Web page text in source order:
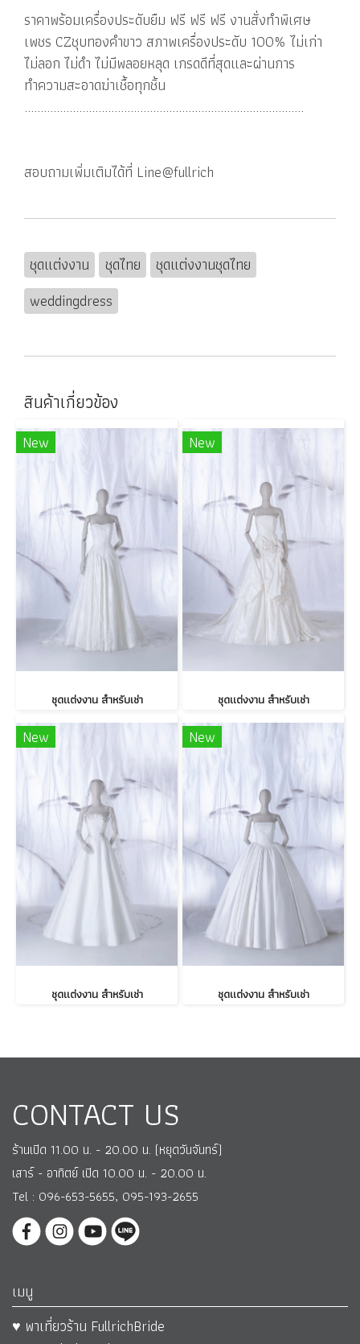
ราคาพร้อมเครื่องประดับยืม ฟรี ฟรี ฟรี งานสั่งทำพิเศษ
เพชร CZชุบทองคำขาว สภาพเครื่องประดับ 100% ไม่เก่า
ไม่ลอก ไม่ดำ ไม่มีพลอยหลุด เกรดดีที่สุดและผ่านการ
ทำความสะอาดฆ่าเชื้อทุกชิ้น
.......................................................................................
สอบถามเพิ่มเติมได้ที่ Line@fullrich
ชุดแต่งงาน ชุดไทย
ชุดแต่งงานชุดไทย
weddingdress
สินค้าเกี่ยวข้อง
New
ชุดแต่งงาน สำหรับเช่า
New
ชุดแต่งงาน สำหรับเช่า
New
ชุดแต่งงาน สำหรับเช่า
New
ชุดแต่งงาน สำหรับเช่า
CONTACT US
ร้านเปิด 11.00 น. - 20.00 น. (หยุดวันจันทร์)
เสาร์ - อาทิตย์ เปิด 10.00 น. - 20.00 น.
Tel : 096-653-5655, 095-193-2655
เมนู
♥ พาเที่ยวร้าน FullrichBride